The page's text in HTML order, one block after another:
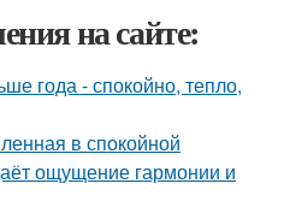
на сайте:
года - спокойно, тепло,
в спокойной
ощущение гармонии и